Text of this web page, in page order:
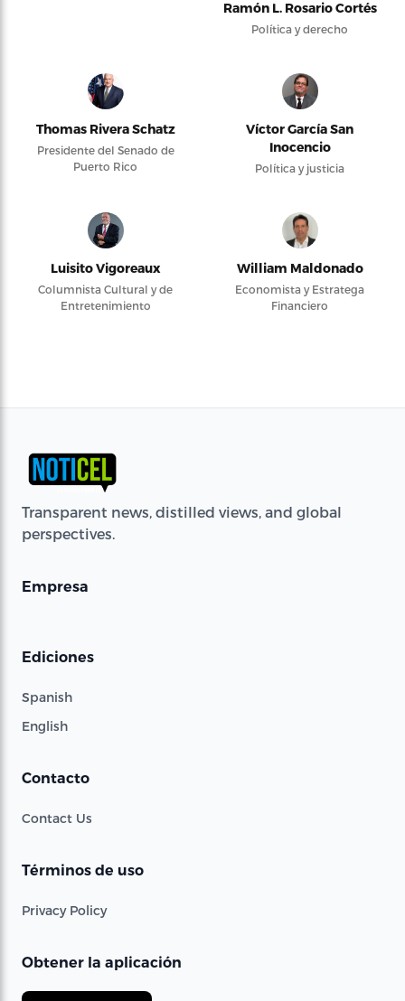
Ramón L. Rosario Cortés
Política y derecho
Thomas Rivera Schatz
Presidente del Senado de
Puerto Rico
Víctor García San
Inocencio
Política y justicia
Luisito Vigoreaux
Columnista Cultural y de
Entretenimiento
William Maldonado
Economista y Estratega
Financiero
Transparent news, distilled views, and global
perspectives.
Empresa
Ediciones
Spanish
English
Contacto
Contact Us
Términos de uso
Privacy Policy
Obtener la aplicación